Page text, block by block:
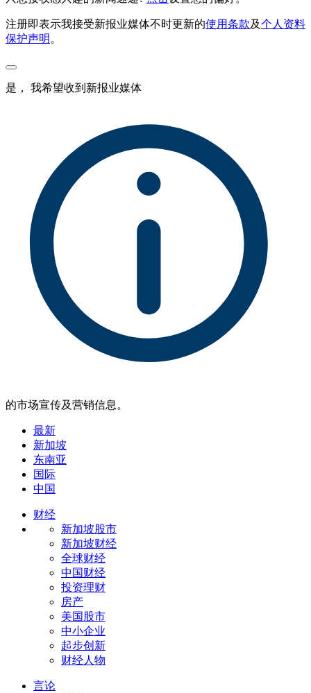
注册即表示我接受新报业媒体不时更新的使用条款及个人资料
保护声明。
是， 我希望收到新报业媒体
的市场宣传及营销信息。
最新
新加坡
东南亚
国际
中国
财经
新加坡股市
新加坡财经
全球财经
中国财经
投资理财
房产
美国股市
中小企业
起步创新
财经人物
言论